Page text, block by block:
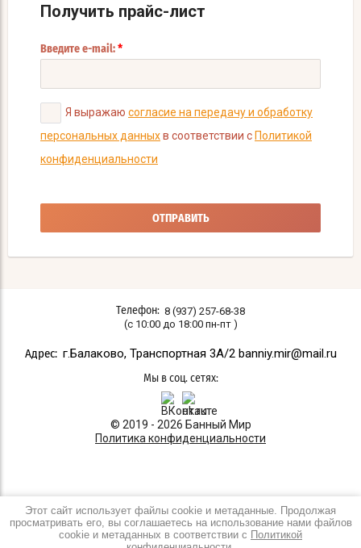
Получить прайс-лист
Введите e-mail: *
Я выражаю согласие на передачу и обработку
персональных данныхв соответствии с Политикой
конфиденциальности
ОТПРАВИТЬ
Телефон: 8 (937) 257-68-38
(с 10:00 до 18:00 пн-пт )
Адрес: г.Балаково, Транспортная 3A/2 banniy.mir@mail.ru
Мы в соц. сетях:
© 2019 - 2026 Банный Мир
Политика конфиденциальности
Этот сайт использует файлы cookie и метаданные. Продолжая
просматривать его, вы соглашаетесь на использование нами файлов
cookie и метаданных в соответствии с Политикой